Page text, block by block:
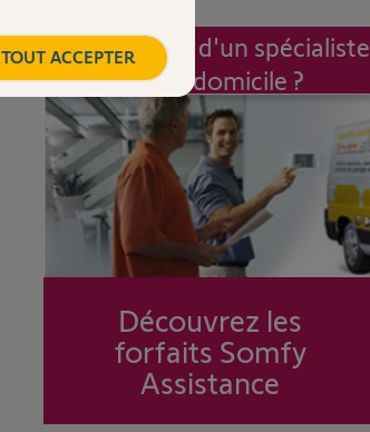
Intervention d'un spécialiste
à mon domicile ?
Découvrez les
forfaits Somfy
Assistance
TOUT ACCEPTER